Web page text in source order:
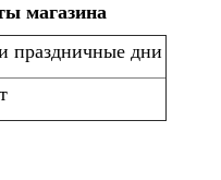
магазина
праздничные дни